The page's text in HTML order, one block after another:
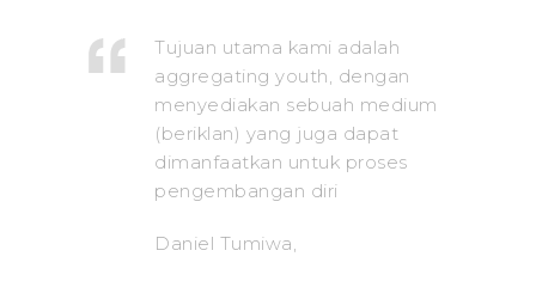
Tujuan utama kami adalah
aggregating youth, dengan
menyediakan sebuah medium
(beriklan) yang juga dapat
dimanfaatkan untuk proses
pengembangan diri
Daniel Tumiwa,